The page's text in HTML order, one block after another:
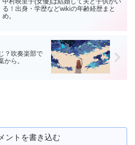
る！出身・学歴などwikiの年齢経歴まと
め。
？吹奏楽部で
から。
ントを書き込む